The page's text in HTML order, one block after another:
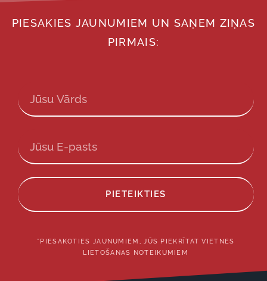
PIESAKIES JAUNUMIEM UN SAŅEM ZIŅAS
PIRMAIS:
PIETEIKTIES
*PIESAKOTIES JAUNUMIEM, JŪS PIEKRĪTAT VIETNES
LIETOŠANAS NOTEIKUMIEM